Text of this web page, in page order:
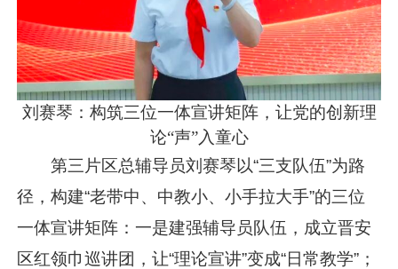
刘赛琴：构筑三位一体宣讲矩阵，让党的创新理
论“声”入童心
第三片区总辅导员刘赛琴以“三支队伍”为路
径，构建“老带中、中教小、小手拉大手”的三位
一体宣讲矩阵：一是建强辅导员队伍，成立晋安
区红领巾巡讲团，让“理论宣讲”变成“日常教学”；